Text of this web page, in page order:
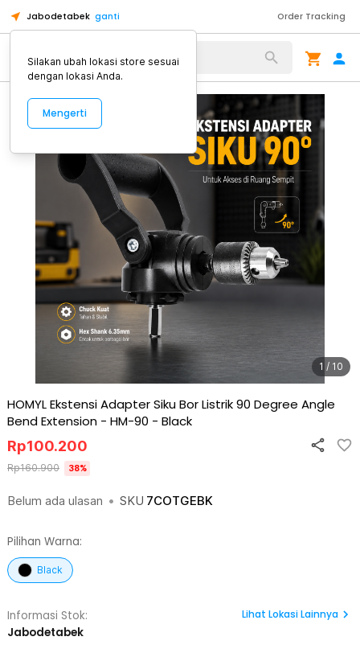
Jabodetabek ganti Order Tracking
Alat Kopi
1 / 10
HOMYL Ekstensi Adapter Siku Bor Listrik 90 Degree Angle
Bend Extension - HM-90 - Black
Belum ada ulasan • SKU 7COTGEBK
Rp100.200
Rp160.900 38%
Pilihan Warna:
Black
Informasi Stok:
Jabodetabek
Lihat Lokasi Lainnya
Silakan ubah lokasi store sesuai
dengan lokasi Anda.
Mengerti